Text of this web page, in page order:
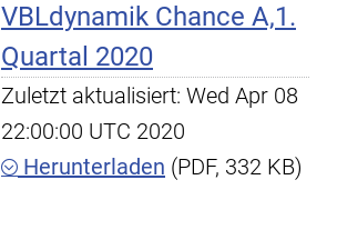
VBLdynamik Chance A,1.
Quartal 2020
Zuletzt aktualisiert: Wed Apr 08
22:00:00 UTC 2020
Herunterladen (PDF, 332 KB)